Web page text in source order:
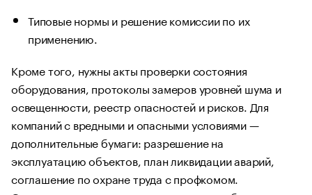
Типовые нормы и решение комиссии по их
применению.
Кроме того, нужны акты проверки состояния
оборудования, протоколы замеров уровней шума и
освещенности, реестр опасностей и рисков. Для
компаний с вредными и опасными условиями —
дополнительные бумаги: разрешение на
эксплуатацию объектов, план ликвидации аварий,
соглашение по охране труда с профкомом.